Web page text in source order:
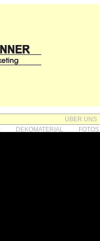
ÜBER UNS
DEKOMATERIAL FOTOS